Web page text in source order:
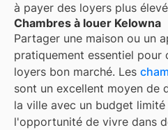
à payer des loyers plus
Chambres à louer Kelowna
Partager une maison ou un
pratiquement essentiel pour
loyers bon marché. Les
sont un excellent moyen de
la ville avec un budget
l'opportunité de vivre dans